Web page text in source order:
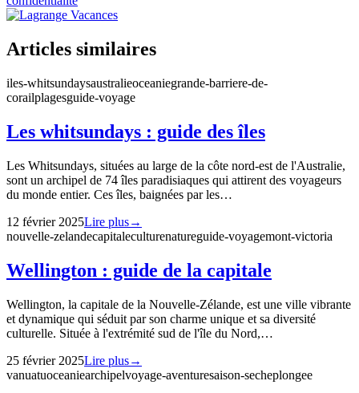
Articles similaires
iles-whitsundaysaustralieoceaniegrande-barriere-de-
corailplagesguide-voyage
Les whitsundays : guide des îles
Les Whitsundays, situées au large de la côte nord-est de l'Australie,
sont un archipel de 74 îles paradisiaques qui attirent des voyageurs
du monde entier. Ces îles, baignées par les…
12 février 2025Lire plus→
nouvelle-zelandecapitaleculturenatureguide-voyagemont-victoria
Wellington : guide de la capitale
Wellington, la capitale de la Nouvelle-Zélande, est une ville vibrante
et dynamique qui séduit par son charme unique et sa diversité
culturelle. Située à l'extrémité sud de l'île du Nord,…
25 février 2025Lire plus→
vanuatuoceaniearchipelvoyage-aventuresaison-secheplongee